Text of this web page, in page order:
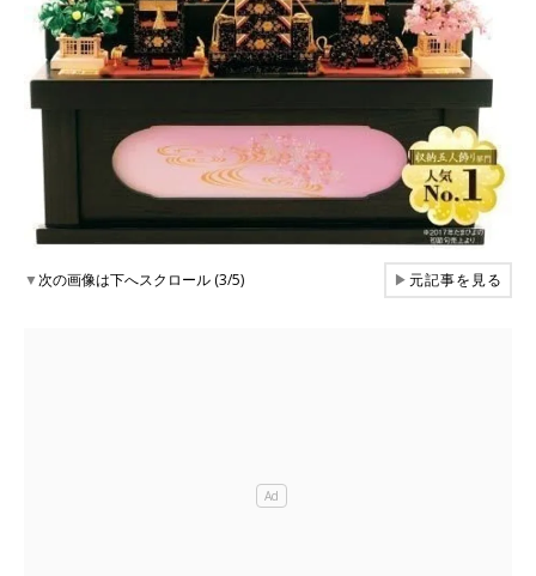
▼次の画像は下へスクロール (3/5) ▶元記事を見る